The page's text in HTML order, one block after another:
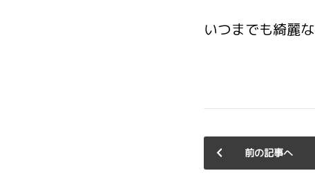
いつまでも綺麗
前の記事へ